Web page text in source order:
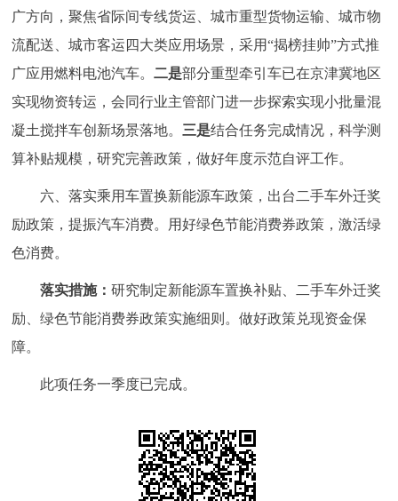
广方向，聚焦省际间专线货运、城市重型货物运输、城市物
流配送、城市客运四大类应用场景，采用“揭榜挂帅”方式推
广应用燃料电池汽车。二是部分重型牵引车已在京津冀地区
实现物资转运，会同行业主管部门进一步探索实现小批量混
凝土搅拌车创新场景落地。 三是结合任务完成情况，科学测
算补贴规模，研究完善政策，做好年度示范自评工作。
六、落实乘用车置换新能源车政策，出台二手车外迁奖
励政策，提振汽车消费。用好绿色节能消费券政策，激活绿
色消费。
落实措施：研究制定新能源车置换补贴、二手车外迁奖
励、绿色节能消费券政策实施细则。做好政策兑现资金保
障。
此项任务一季度已完成。